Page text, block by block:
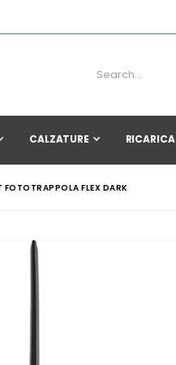
CALZATURE RICARICA
FLEX DARK